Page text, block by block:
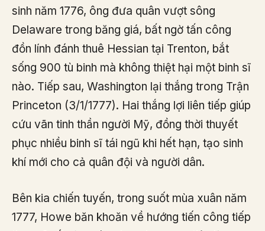
sinh năm 1776, ông đưa quân vượt sông
Delaware trong băng giá, bất ngờ tấn công
đồn lính đánh thuê Hessian tại Trenton, bắt
sống 900 tù binh mà không thiệt hại một binh sĩ
nào. Tiếp sau, Washington lại thắng trong Trận
Princeton (3/1/1777). Hai thắng lợi liên tiếp giúp
cứu vãn tinh thần người Mỹ, đồng thời thuyết
phục nhiều binh sĩ tái ngũ khi hết hạn, tạo sinh
khí mới cho cả quân đội và người dân.
Bên kia chiến tuyến, trong suốt mùa xuân năm
1777, Howe băn khoăn về hướng tiến công tiếp